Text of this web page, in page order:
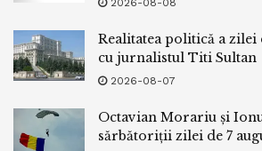
2026-08-08
Realitatea politică a zilei
cu jurnalistul Titi Sultan
2026-08-07
Octavian Morariu și
sărbătoriții zilei de 7